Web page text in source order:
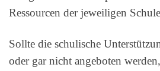
Ressourcen der jeweiligen
Sollte die schulische
oder gar nicht angeboten